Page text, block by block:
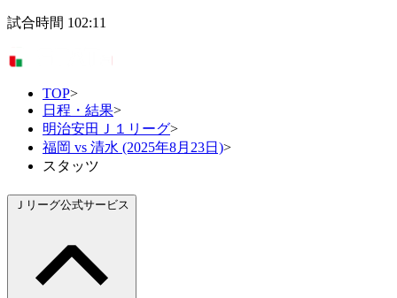
試合時間 102:11
TOP>
日程・結果>
明治安田Ｊ１リーグ>
福岡 vs 清水 (2025年8月23日)>
スタッツ
Ｊリーグ公式サービス